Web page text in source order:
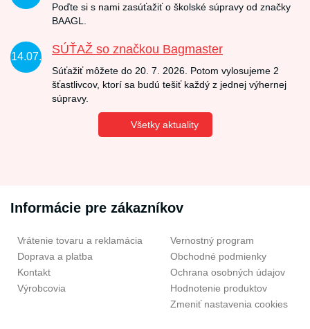
Poďte si s nami zasúťažiť o školské súpravy od značky
BAAGL.
14.07.
SÚŤAŽ so značkou Bagmaster
Súťažiť môžete do 20. 7. 2026. Potom vylosujeme 2
šťastlivcov, ktorí sa budú tešiť každý z jednej výhernej
súpravy.
Všetky aktuality
Informácie pre zákazníkov
Vrátenie tovaru a reklamácia
Doprava a platba
Kontakt
Výrobcovia
Vernostný program
Obchodné podmienky
Ochrana osobných údajov
Hodnotenie produktov
Zmeniť nastavenia cookies